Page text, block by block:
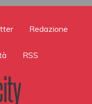
Redazione
RSS